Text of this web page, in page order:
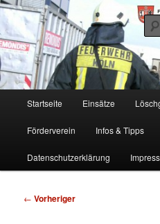
Zum
primären
Inhalt
springenFF Köln, LG RD
Freiwillige Feuerwehr Köln,
Startseite Einsätze
Förderverein Infos & Tipps
Datenschutzerklärung
Beitragsnavigation
← Vorheriger